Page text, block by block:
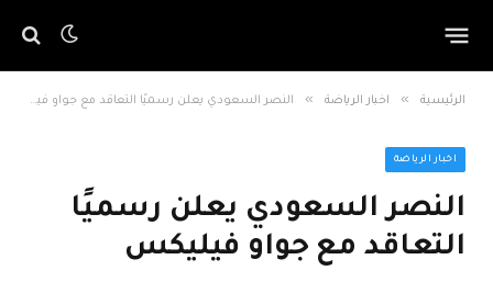
الرئيسية » اخبار الرياضة » النصر السعودي يعلن رسميًا التعاقد مع جواو فيليكس
اخبار الرياضة
النصر السعودي يعلن رسميًا
التعاقد مع جواو فيليكس